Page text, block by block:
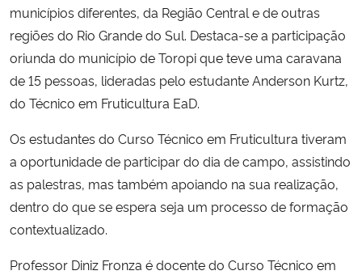
Banco Central do Brasil
Planalto
municípios diferentes, da Região Central e de outras
regiões do Rio Grande do Sul. Destaca-se a participação
oriunda do município de Toropi que teve uma caravana
de 15 pessoas, lideradas pelo estudante Anderson Kurtz,
do Técnico em Fruticultura EaD.
Os estudantes do Curso Técnico em Fruticultura tiveram
a oportunidade de participar do dia de campo, assistindo
as palestras, mas também apoiando na sua realização,
dentro do que se espera seja um processo de formação
contextualizado.
Professor Diniz Fronza é docente do Curso Técnico em